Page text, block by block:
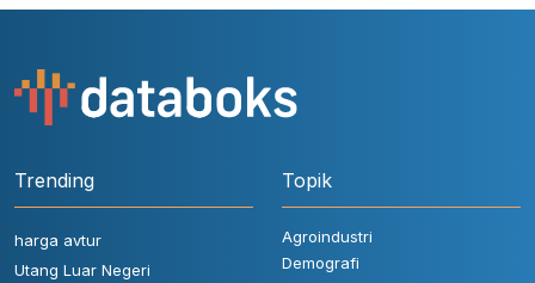
Trending
harga avtur
Utang Luar Negeri
Topik
Agroindustri
Demografi